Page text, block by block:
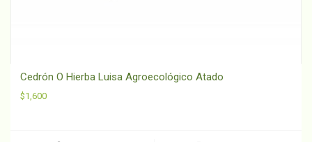
Cedrón O Hierba Luisa Agroecológico Atado
$1,600